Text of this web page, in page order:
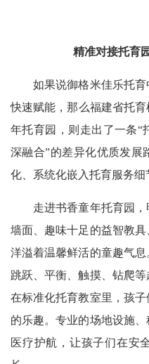
精准对接托育
如果说御格米佳乐托育
快速赋能，那么福建省托
年托育园，则走出了一条“
深融合”的差异化优质发展
化、系统化嵌入托育服务细
走进书香童年托育园，
墙面、趣味十足的益智教
洋溢着温馨鲜活的童趣气息
跳跃、平衡、触摸、钻爬
在标准化托育教室里，孩
的乐趣。专业的场地设施
医疗护航，让孩子们在安